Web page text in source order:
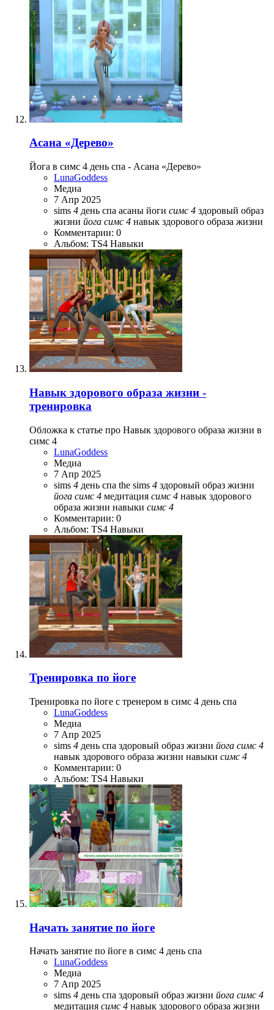
Асана «Дерево»
Йога в симс 4 день спа - Асана «Дерево»
LunaGoddess
Медиа
7 Апр 2025
sims 4 день спа асаны йоги симс 4 здоровый образ
жизни йога симс 4 навык здорового образа жизни
Комментарии: 0
Альбом: TS4 Навыки
Навык здорового образа жизни -
тренировка
Обложка к статье про Навык здорового образа жизни в
симс 4
LunaGoddess
Медиа
7 Апр 2025
sims 4 день спа the sims 4 здоровый образ жизни
йога симс 4 медитация симс 4 навык здорового
образа жизни навыки симс 4
Комментарии: 0
Альбом: TS4 Навыки
Тренировка по йоге
Тренировка по йоге с тренером в симс 4 день спа
LunaGoddess
Медиа
7 Апр 2025
sims 4 день спа здоровый образ жизни йога симс 4
навык здорового образа жизни навыки симс 4
Комментарии: 0
Альбом: TS4 Навыки
Начать занятие по йоге
Начать занятие по йоге в симс 4 день спа
LunaGoddess
Медиа
7 Апр 2025
sims 4 день спа здоровый образ жизни йога симс 4
медитация симс 4 навык здорового образа жизни